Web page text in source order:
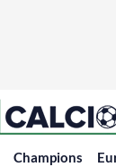
Champions